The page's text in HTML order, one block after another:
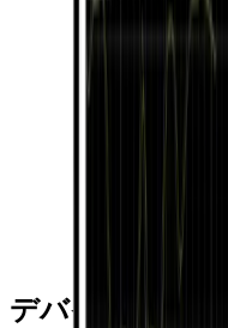
デバイス別のイ